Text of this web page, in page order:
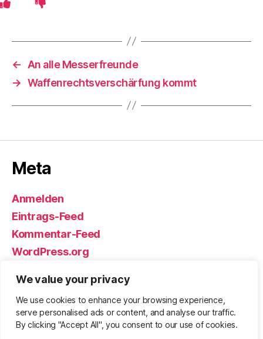
We value your privacy
We use cookies to enhance your browsing experience,
serve personalised ads or content, and analyse our traffic.
By clicking "Accept All", you consent to our use of cookies.
←
An alle Messerfreunde
→ Waffenrechtsverschärfung kommt
Meta
Anmelden
Eintrags-Feed
Kommentar-Feed
WordPress.org
© 2026Björn Eickhoff – Der Blog
rund um Messer, Equipment und ums
Überleben
Nach oben